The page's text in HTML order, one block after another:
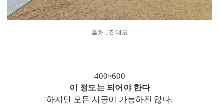
출처 : 집데코
400~600
이 정도는 되어야 한다
하지만 모든 시공이 가능하진 않다.